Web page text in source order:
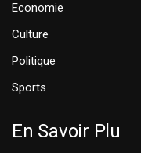
Economie
Culture
Politique
Sports
En Savoir Plu